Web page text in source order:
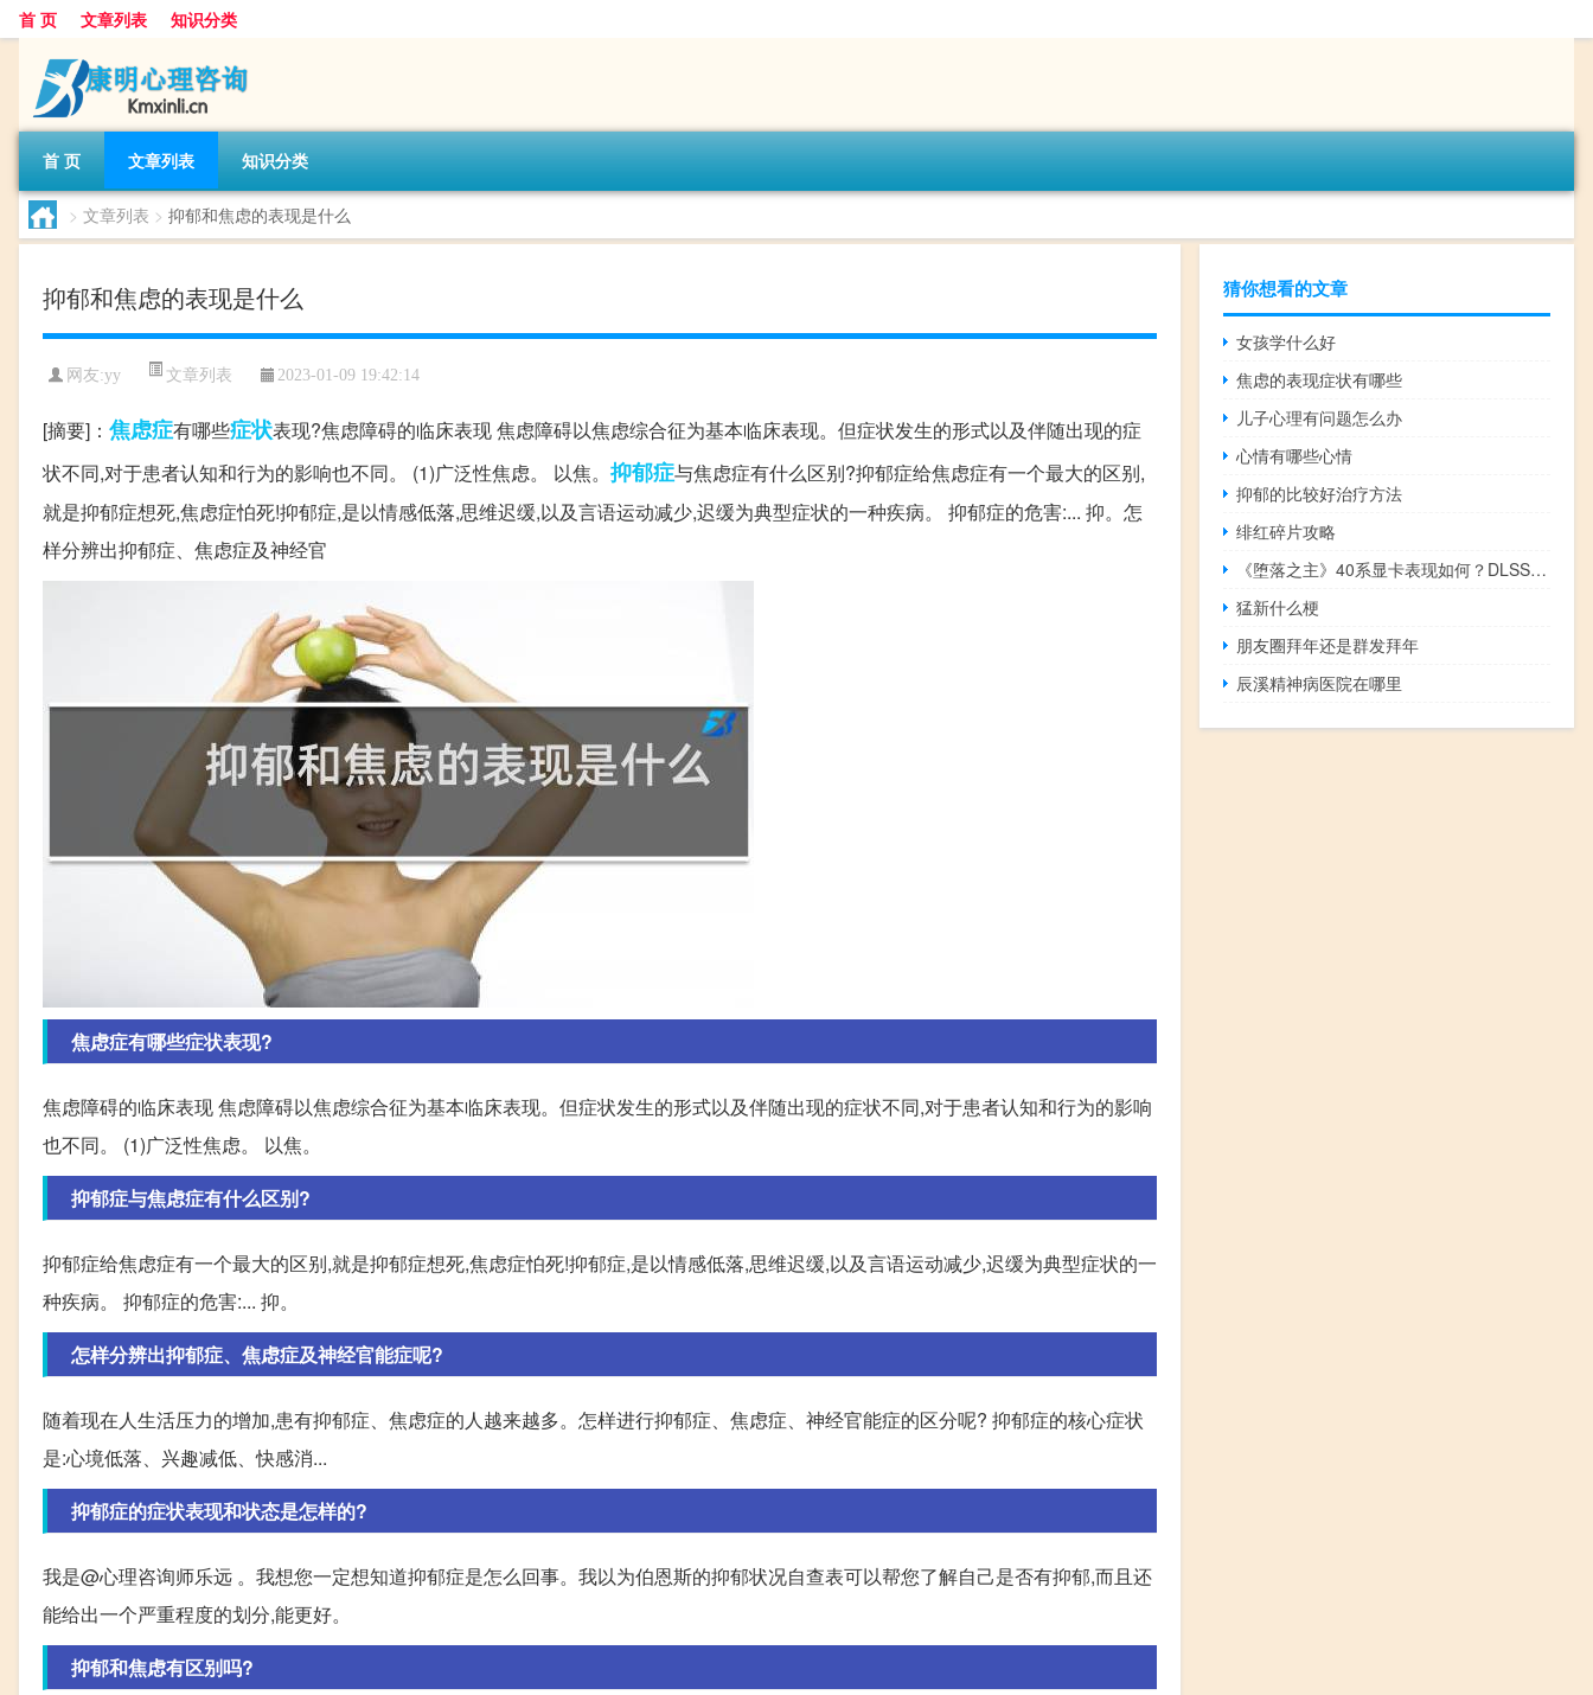
首 页 文章列表 知识分类
首 页 文章列表 知识分类
> 文章列表 > 抑郁和焦虑的表现是什么
抑郁和焦虑的表现是什么
网友:yy 文章列表 2023-01-09 19:42:14
[摘要]： 焦虑症有哪些症状表现?焦虑障碍的临床表现 焦虑障碍以焦虑综合征为基本临床表现。但症状发生的形式以及伴随出现的症
状不同,对于患者认知和行为的影响也不同。 (1)广泛性焦虑。 以焦。 抑郁症与焦虑症有什么区别?抑郁症给焦虑症有一个最大的区别,
就是抑郁症想死,焦虑症怕死!抑郁症,是以情感低落,思维迟缓,以及言语运动减少,迟缓为典型症状的一种疾病。 抑郁症的危害:... 抑。怎
样分辨出抑郁症、焦虑症及神经官
焦虑症有哪些症状表现?
焦虑障碍的临床表现 焦虑障碍以焦虑综合征为基本临床表现。但症状发生的形式以及伴随出现的症状不同,对于患者认知和行为的影响
也不同。 (1)广泛性焦虑。 以焦。
抑郁症与焦虑症有什么区别?
抑郁症给焦虑症有一个最大的区别,就是抑郁症想死,焦虑症怕死!抑郁症,是以情感低落,思维迟缓,以及言语运动减少,迟缓为典型症状的一
种疾病。 抑郁症的危害:... 抑。
怎样分辨出抑郁症、焦虑症及神经官能症呢?
随着现在人生活压力的增加,患有抑郁症、焦虑症的人越来越多。怎样进行抑郁症、焦虑症、神经官能症的区分呢? 抑郁症的核心症状
是:心境低落、兴趣减低、快感消...
抑郁症的症状表现和状态是怎样的?
我是@心理咨询师乐远 。我想您一定想知道抑郁症是怎么回事。我以为伯恩斯的抑郁状况自查表可以帮您了解自己是否有抑郁,而且还
能给出一个严重程度的划分,能更好。
抑郁和焦虑有区别吗?
猜你想看的文章
女孩学什么好
焦虑的表现症状有哪些
儿子心理有问题怎么办
心情有哪些心情
抑郁的比较好治疗方法
绯红碎片攻略
《堕落之主》40系显卡表现如何？DLSS3性能提升超2倍
猛新什么梗
朋友圈拜年还是群发拜年
辰溪精神病医院在哪里